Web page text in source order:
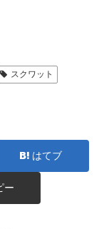
スクワット
はてブ
ー